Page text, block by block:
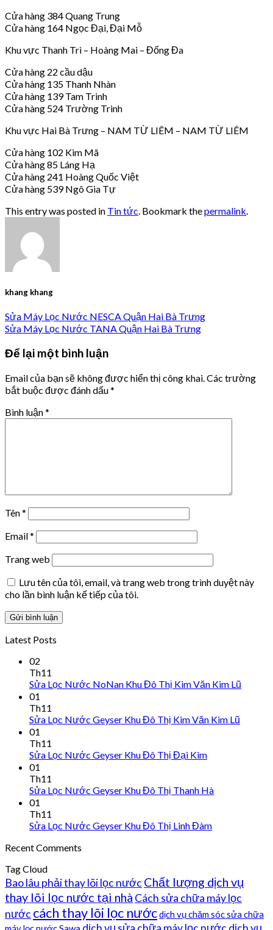
Cửa hàng 384 Quang Trung
Cửa hàng 164 Ngọc Đại, Đại Mỗ
Khu vực Thanh Trì – Hoàng Mai – Đống Đa
Cửa hàng 22 cầu dậu
Cửa hàng 135 Thanh Nhàn
Cửa hàng 139 Tam Trinh
Cửa hàng 524 Trường Trinh
Khu vực Hai Bà Trưng – NAM TỪ LIÊM – NAM TỪ LIÊM
Cửa hàng 102 Kim Mã
Cửa hàng 85 Láng Hạ
Cửa hàng 241 Hoàng Quốc Việt
Cửa hàng 539 Ngô Gia Tự
This entry was posted in Tin tức . Bookmark thepermalink
khang khang
Sửa Máy Lọc Nước NESCA Quận Hai Bà Trưng
Sửa Máy Lọc Nước TANA Quận Hai Bà Trưng
Để lại một bình luận
Email của bạn sẽ không được hiển thị công khai. Các trường
bắt buộc được đánh dấu*
Bình luận*
Tên*
Email*
Trang web
Lưu tên của tôi, email, và trang web trong trình duyệt này
cho lần bình luận kế tiếp của tôi.
Latest Posts
02
Th11
Sửa Lọc Nước NoNan Khu Đô Thị Kim Văn Kim Lũ
01
Th11
Sửa Lọc Nước Geyser Khu Đô Thị Kim Văn Kim Lũ
01
Th11
Sửa Lọc Nước Geyser Khu Đô Thị Đại Kim
01
Th11
Sửa Lọc Nước Geyser Khu Đô Thị Thanh Hà
01
Th11
Sửa Lọc Nước Geyser Khu Đô Thị Linh Đàm
Recent Comments
Tag Cloud
Bao lâu phải thay lõi lọc nước Chất lượng dịch vụ
thay lõi lọc nước tại nhà Cách sửa chữa máy lọc
nước cách thay lõi lọc nướcdịch vụ chăm sóc sửa chữa